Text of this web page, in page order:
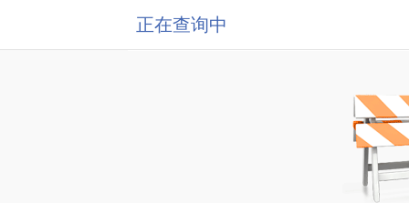
正在查询中